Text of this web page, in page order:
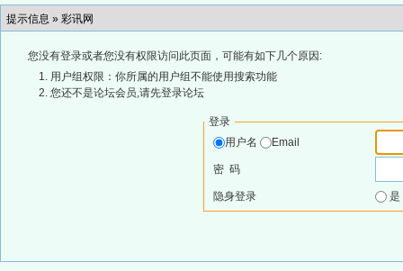
提示信息 » 彩讯网
您没有登录或者您没有权限访问此页面，可能有如下几个原因:
用户组权限：你所属的用户组不能使用搜索功能
您还不是论坛会员,请先登录论坛
登录
用户名
Email
密 码
隐身登录